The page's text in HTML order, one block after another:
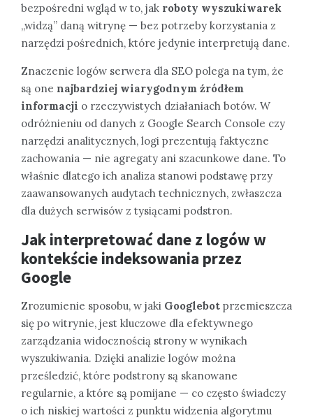
bezpośredni wgląd w to, jak roboty wyszukiwarek
„widzą” daną witrynę — bez potrzeby korzystania z
narzędzi pośrednich, które jedynie interpretują dane.
Znaczenie logów serwera dla SEO polega na tym, że
są one najbardziej wiarygodnym źródłem
informacji o rzeczywistych działaniach botów. W
odróżnieniu od danych z Google Search Console czy
narzędzi analitycznych, logi prezentują faktyczne
zachowania — nie agregaty ani szacunkowe dane. To
właśnie dlatego ich analiza stanowi podstawę przy
zaawansowanych audytach technicznych, zwłaszcza
dla dużych serwisów z tysiącami podstron.
Jak interpretować dane z logów w
kontekście indeksowania przez
Google
Zrozumienie sposobu, w jaki Googlebot przemieszcza
się po witrynie, jest kluczowe dla efektywnego
zarządzania widocznością strony w wynikach
wyszukiwania. Dzięki analizie logów można
prześledzić, które podstrony są skanowane
regularnie, a które są pomijane — co często świadczy
o ich niskiej wartości z punktu widzenia algorytmu